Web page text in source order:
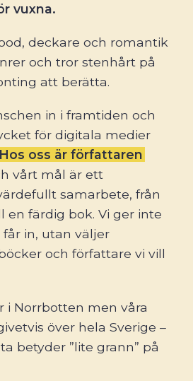
vuxna.
deckare och romantik
och tror stenhårt på
att berätta.
in i framtiden och
för digitala medier
Hos oss är författaren
vårt mål är ett
samarbete, från
en färdig bok. Vi ger inte
in, utan väljer
och författare vi vill
i Norrbotten men våra
över hela Sverige –
betyder ”lite grann” på